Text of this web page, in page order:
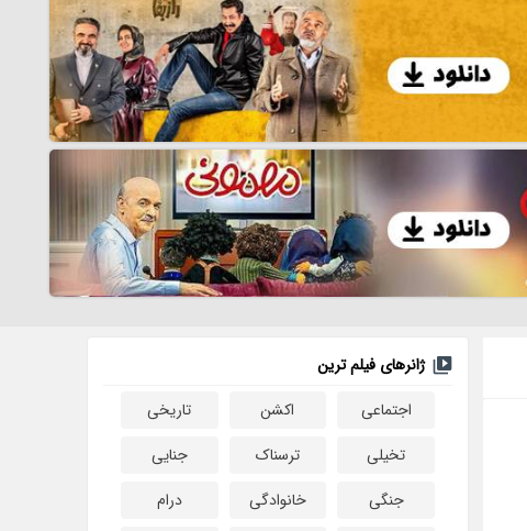
ژانرهای فیلم ترین
اجتماعی
اکشن
تاریخی
تخیلی
ترسناک
جنایی
جنگی
خانوادگی
درام